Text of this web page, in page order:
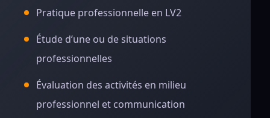
Pratique professionnelle en LV2
Étude d’une ou de situations
professionnelles
Évaluation des activités en milieu
professionnel et communication